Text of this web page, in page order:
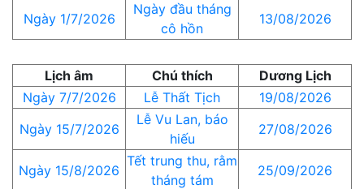
Ngày 1/7/2026
Ngày đầu tháng
cô hồn
13/08/2026
Lịch âm Chú thích
Dương Lịch
Ngày 7/7/2026
Lễ Thất Tịch
19/08/2026
Ngày 15/7/2026
Lễ Vu Lan, báo
hiếu
27/08/2026
Ngày 15/8/2026
Tết trung thu, rằm
tháng tám
25/09/2026